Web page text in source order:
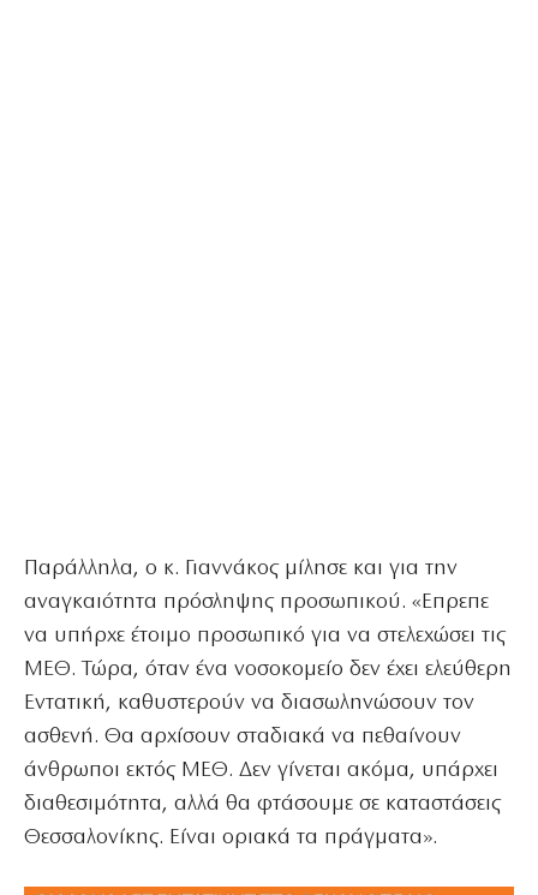
Παράλληλα, ο κ. Γιαννάκος μίλησε και για την
αναγκαιότητα πρόσληψης προσωπικού. «Επρεπε
να υπήρχε έτοιμο προσωπικό για να στελεχώσει τις
ΜΕΘ. Τώρα, όταν ένα νοσοκομείο δεν έχει ελεύθερη
Εντατική, καθυστερούν να διασωληνώσουν τον
ασθενή. Θα αρχίσουν σταδιακά να πεθαίνουν
άνθρωποι εκτός ΜΕΘ. Δεν γίνεται ακόμα, υπάρχει
διαθεσιμότητα, αλλά θα φτάσουμε σε καταστάσεις
Θεσσαλονίκης. Είναι οριακά τα πράγματα».